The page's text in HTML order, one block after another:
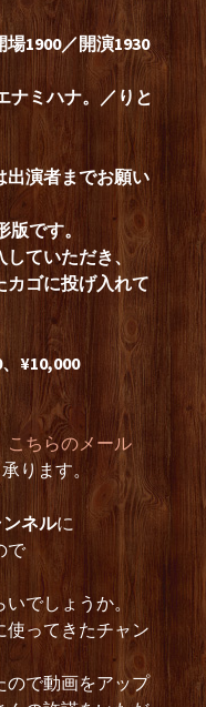
1900／開演1930
ナミハナ。／りと
出演者までお願い
です。
していただき、
カゴに投げ入れて
¥10,000
こちらのメール
ります。
ネルに
で
でしょうか。
使ってきたチャン
ので動画をアップ